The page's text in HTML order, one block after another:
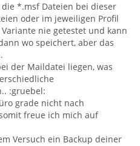
*.msf Dateien bei dieser
oder im jeweiligen Profil
nie getestet und kann
wo speichert, aber das
der Maildatei liegen, was
:gruebel:
grade nicht nach
freue ich mich auf
Versuch ein Backup deiner